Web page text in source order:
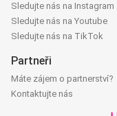
Sledujte nás na Instagram
Sledujte nás na Youtube
Sledujte nás na TikTok
Partneři
Máte zájem o partnerství?
Kontaktujte nás